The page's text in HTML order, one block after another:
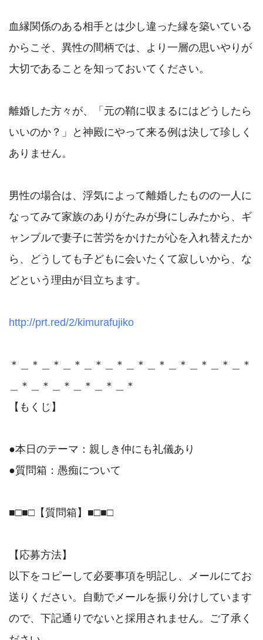
血縁関係のある相手とは少し違った縁を築いている
からこそ、異性の間柄では、より一層の思いやりが
大切であることを知っておいてください。
離婚した方々が、「元の鞘に収まるにはどうしたら
いいのか？」と神殿にやって来る例は決して珍しく
ありません。
男性の場合は、浮気によって離婚したものの一人に
なってみて家族のありがたみが身にしみたから、ギ
ャンブルで妻子に苦労をかけたが心を入れ替えたか
ら、どうしても子どもに会いたくて寂しいから、な
どという理由が目立ちます。
http://prt.red/2/kimurafujiko
＊＿＊＿＊＿＊＿＊＿＊＿＊＿＊＿＊＿＊＿＊＿＊
＿＊＿＊＿＊＿＊＿＊＿＊
【もくじ】
●本日のテーマ：親しき仲にも礼儀あり
●質問箱：愚痴について
■□■□【質問箱】■□■□
【応募方法】
以下をコピーして必要事項を明記し、メールにてお
送りください。自動でメールを振り分けしています
ので、下記通りでないと採用されません。ご了承く